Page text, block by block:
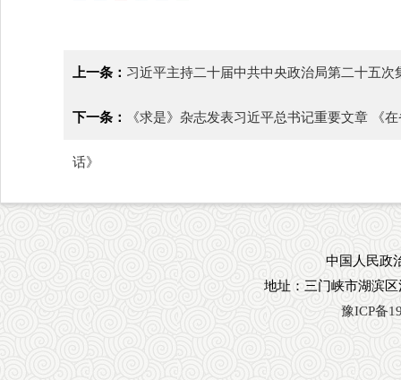
上一条： 习近平主持二十届中共中央政治局第二十五次
下一条： 《求是》杂志发表习近平总书记重要文章 《
话》
中国人民政
地址：三门峡市湖滨
豫ICP备